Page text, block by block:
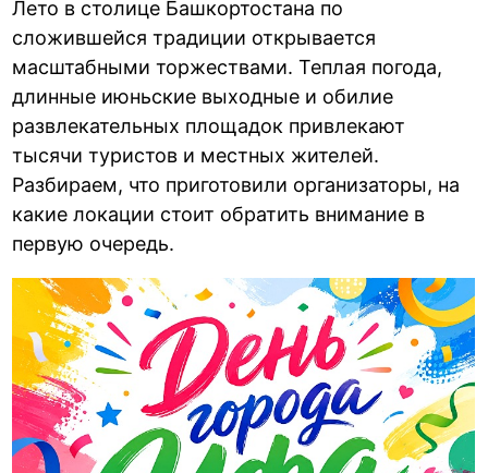
Лето в столице Башкортостана по
сложившейся традиции открывается
масштабными торжествами. Теплая погода,
длинные июньские выходные и обилие
развлекательных площадок привлекают
тысячи туристов и местных жителей.
Разбираем, что приготовили организаторы, на
какие локации стоит обратить внимание в
первую очередь.